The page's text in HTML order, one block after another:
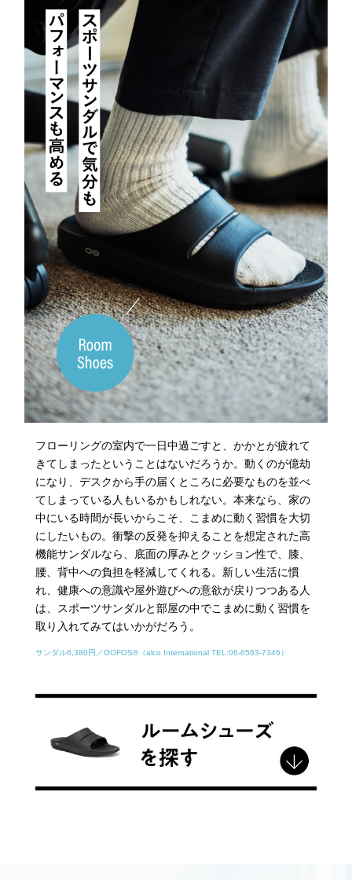
フローリングの室内で一日中過ごすと、かかとが疲れて
きてしまったということはないだろうか。動くのが億劫
になり、デスクから手の届くところに必要なものを並べ
てしまっている人もいるかもしれない。本来なら、家の
中にいる時間が長いからこそ、こまめに動く習慣を大切
にしたいもの。衝撃の反発を抑えることを想定された高
機能サンダルなら、底面の厚みとクッション性で、膝、
腰、背中への負担を軽減してくれる。新しい生活に慣
れ、健康への意識や屋外遊びへの意欲が戻りつつある人
は、スポーツサンダルと部屋の中でこまめに動く習慣を
取り入れてみてはいかがだろう。
サンダル6,380円／OOFOS®（alco International TEL:06-6563-7346）